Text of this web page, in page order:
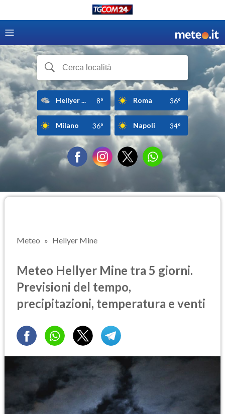
Hellyer ... 8° Roma 36°
Milano 36° Napoli 34°
Meteo Hellyer Mine
Meteo Hellyer Mine tra 5 giorni.
Previsioni del tempo,
precipitazioni, temperatura e venti